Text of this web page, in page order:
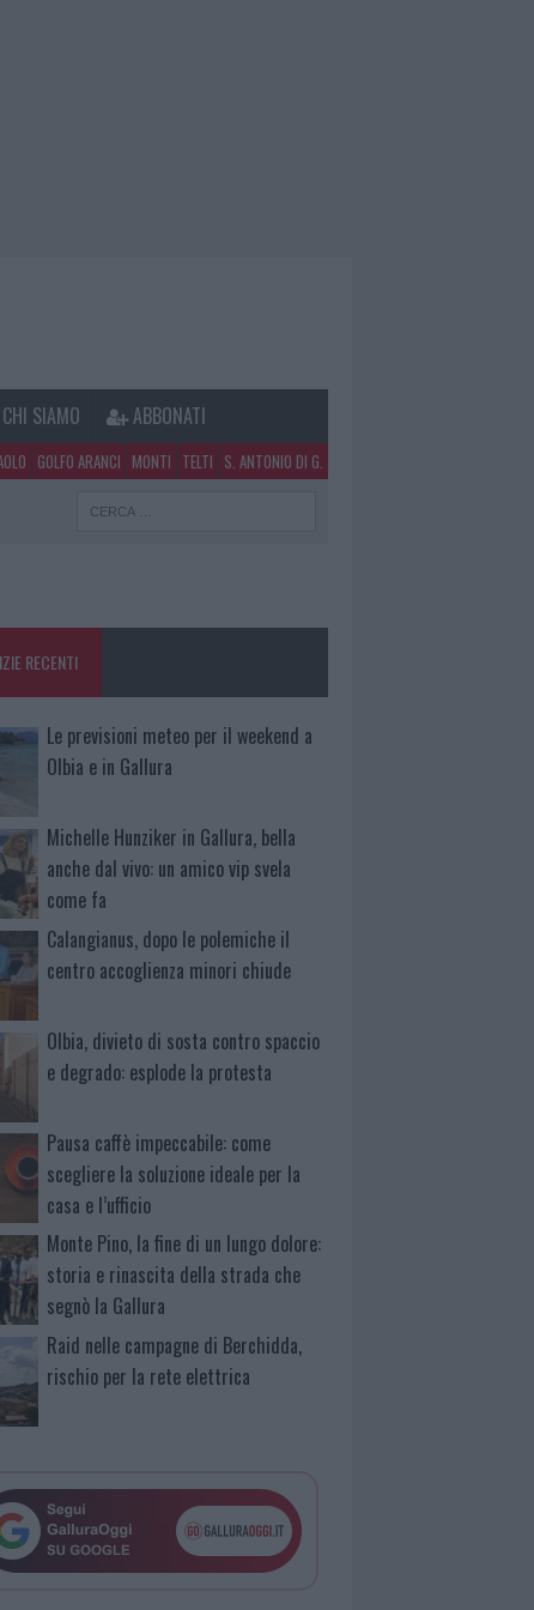
CHI SIAMO ABBONATI
GOLFO ARANCI MONTI TELTI S. ANTONIO DI G.
RECENTI
Le previsioni meteo per il weekend a
Olbia e in Gallura
Michelle Hunziker in Gallura, bella
anche dal vivo: un amico vip svela
come fa
Calangianus, dopo le polemiche il
centro accoglienza minori chiude
Olbia, divieto di sosta contro spaccio
e degrado: esplode la protesta
Pausa caffè impeccabile: come
scegliere la soluzione ideale per la
casa e l’ufficio
Monte Pino, la fine di un lungo dolore:
storia e rinascita della strada che
segnò la Gallura
Raid nelle campagne di Berchidda,
rischio per la rete elettrica